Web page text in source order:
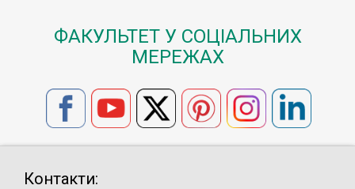
ФАКУЛЬТЕТ У СОЦІАЛЬНИХ
МЕРЕЖАХ
Контакти: